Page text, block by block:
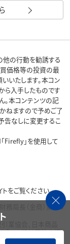
他の行動を勧誘する
買価格等の投資の最
いたします。本コン
ら入手したものです
。本コンテンツの記
ねますので予めご了
告なしに変更するこ
Firefly」を使用して
をご覧ください。
務局長（金商）第195
業協会、日本商品
会、一般社団法人資